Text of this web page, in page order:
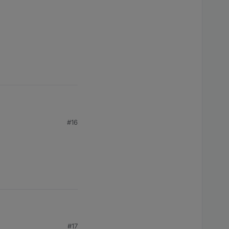
#16
#17